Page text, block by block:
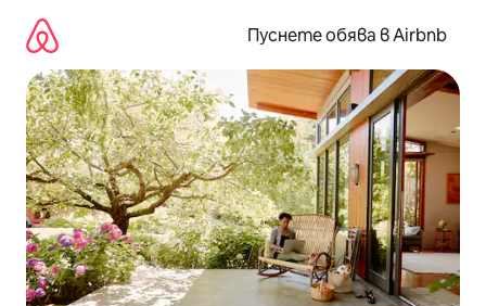
съдържанието
Пуснете обява в Airbnb